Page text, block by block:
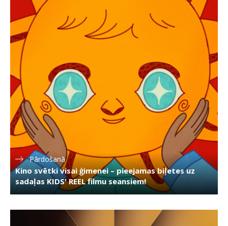
Pārdošanā
Kino svētki visai ģimenei – pieejamas biļetes uz
sadaļas KIDS' REEL filmu seansiem!